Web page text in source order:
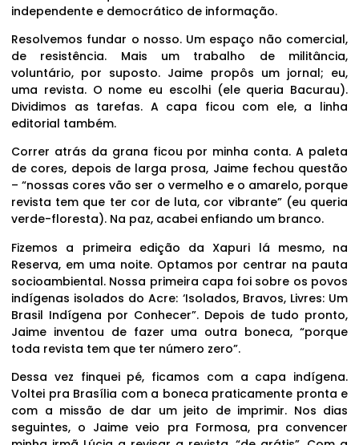
independente e democrático de informação.
Resolvemos fundar o nosso. Um espaço não comercial,
de resistência. Mais um trabalho de militância,
voluntário, por suposto. Jaime propôs um jornal; eu,
uma revista. O nome eu escolhi (ele queria Bacurau).
Dividimos as tarefas. A capa ficou com ele, a linha
editorial também.
Correr atrás da grana ficou por minha conta. A paleta
de cores, depois de larga prosa, Jaime fechou questão
– “nossas cores vão ser o vermelho e o amarelo, porque
revista tem que ter cor de luta, cor vibrante” (eu queria
verde-floresta). Na paz, acabei enfiando um branco.
Fizemos a primeira edição da Xapuri lá mesmo, na
Reserva, em uma noite. Optamos por centrar na pauta
socioambiental. Nossa primeira capa foi sobre os povos
indígenas isolados do Acre: ‘Isolados, Bravos, Livres: Um
Brasil Indígena por Conhecer”. Depois de tudo pronto,
Jaime inventou de fazer uma outra boneca, “porque
toda revista tem que ter número zero”.
Dessa vez finquei pé, ficamos com a capa indígena.
Voltei pra Brasília com a boneca praticamente pronta e
com a missão de dar um jeito de imprimir. Nos dias
seguintes, o Jaime veio pra Formosa, pra convencer